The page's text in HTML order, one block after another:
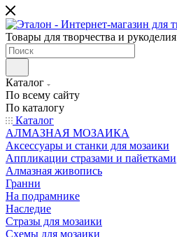
Товары для творчества и рукоделия
Каталог
По всему сайту
По каталогу
Каталог
АЛМАЗНАЯ МОЗАИКА
Аксессуары и станки для мозаики
Аппликации стразами и пайетками
Алмазная живопись
Гранни
На подрамнике
Наследие
Стразы для мозаики
Схемы для мозаики